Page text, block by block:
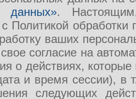
данных».
с Политикой
ваших
согласие на
о действиях,
и время сессии), в
следующих